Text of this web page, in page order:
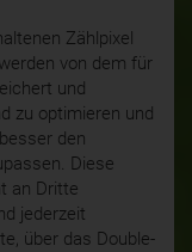
Zählpixel
von dem für
und
zu optimieren und
den
Diese
an Dritte
jederzeit
über das Double-